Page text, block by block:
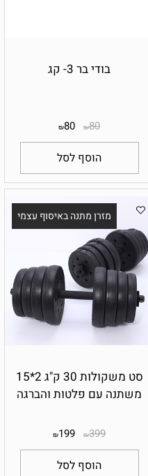
בודי בר 3- קג
₪80
₪80
הוסף לסל
מזרן מתנה באיסוף עצמי
סט משקולות 30 ק"ג 2*15
משתנה עם פלטות והברגה
₪399
₪199
הוסף לסל